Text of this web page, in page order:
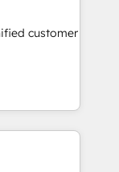
customer